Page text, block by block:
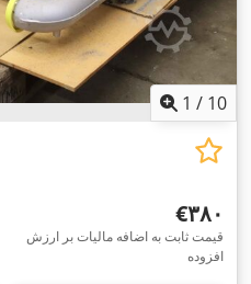
1 / 10
‎€۳۸۰
قیمت ثابت به اضافه مالیات بر ارزش
افزوده